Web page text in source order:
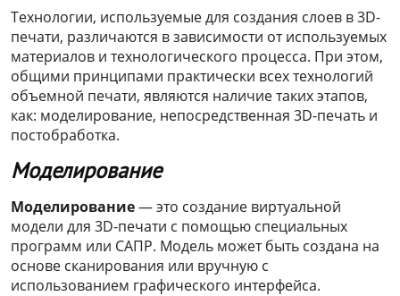
Технологии, используемые для создания слоев в 3D-
печати, различаются в зависимости от используемых
материалов и технологического процесса. При этом,
общими принципами практически всех технологий
объемной печати, являются наличие таких этапов,
как: моделирование, непосредственная 3D-печать и
постобработка.
Моделирование
Моделирование— это создание виртуальной
модели для 3D-печати с помощью специальных
программ или САПР. Модель может быть создана на
основе сканирования или вручную с
использованием графического интерфейса.